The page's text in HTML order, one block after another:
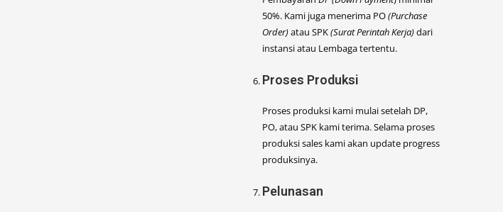
50%. Kami juga menerima PO(Purchase
Order)atau SPK(Surat Perintah Kerja)dari
instansi atau Lembaga tertentu.
Proses Produksi
Proses produksi kami mulai setelah DP,
PO, atau SPK kami terima. Selama proses
produksi sales kami akan update progress
produksinya.
Pelunasan